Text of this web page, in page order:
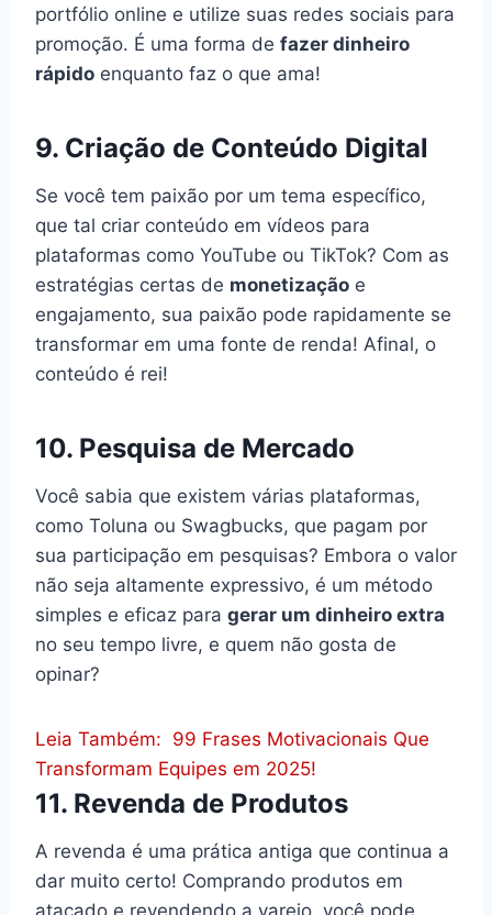
portfólio online e utilize suas redes sociais para
promoção. É uma forma de fazer dinheiro
rápido enquanto faz o que ama!
9. Criação de Conteúdo Digital
Se você tem paixão por um tema específico,
que tal criar conteúdo em vídeos para
plataformas como YouTube ou TikTok? Com as
estratégias certas de monetização e
engajamento, sua paixão pode rapidamente se
transformar em uma fonte de renda! Afinal, o
conteúdo é rei!
10. Pesquisa de Mercado
Você sabia que existem várias plataformas,
como Toluna ou Swagbucks, que pagam por
sua participação em pesquisas? Embora o valor
não seja altamente expressivo, é um método
simples e eficaz para gerar um dinheiro extra
no seu tempo livre, e quem não gosta de
opinar?
Leia Também: 99 Frases Motivacionais Que
Transformam Equipes em 2025!
11. Revenda de Produtos
A revenda é uma prática antiga que continua a
dar muito certo! Comprando produtos em
atacado e revendendo a varejo, você pode